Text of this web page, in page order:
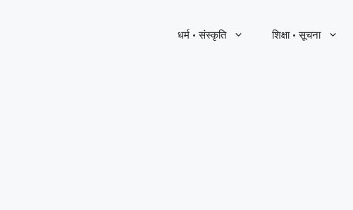
धर्म · संस्कृति शिक्षा · सूचना